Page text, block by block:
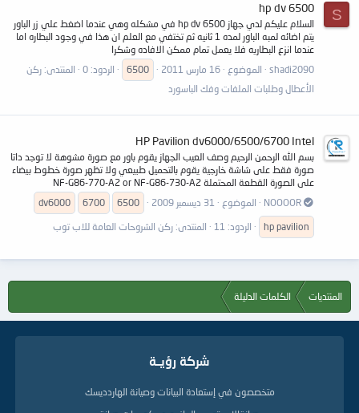
S
hp dv 6500
السلام عليكم لدي جهاز hp dv 6500 في مشكله وهي عندما اضغط علي زر الباور
يتم اضائه لمبه الباور لمده 1 ثانيه ثم تختفي مع العلم ان هذا في وجود البطاره اما
عندما انزع البطاريه فلا يعمل تمام ممكن الافاده وشكرا
shadi2090
الموضوع 16 مارس 2011 6500 الردود: 0 المنتدى: ركن
الأعطال وطلبات الملفات وفك الباسورد
HP Pavilion dv6000/6500/6700 Intel
بسم الله الرحمن الرحيم وصف العيب الجهاز يقوم باور مع صورة مشوهة لا توجد داتا
صورة فقط على شاشة خارجية يقوم بالتحميل طبيعي ولا تظهر صورة خطوط بيضاء
على الصورة القطعة المحتملة NF-G86-770-A2 or NF-G86-730-A2
NOOOOR
الموضوع 31 ديسمبر 2009 6500
6700
dv6000
hp pavilion
الردود: 11 المنتدى: ركن الشروحات العامة للاب توب
المنتديات الكلمات الدليلة
شركة رؤيــة
متخصصون في إستعادة البيانات وصيانة الهاردديسك